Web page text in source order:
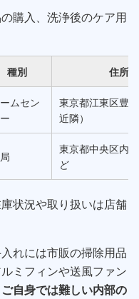
購入、洗浄後のケア用
種別 住所
ムセン
東京都江東区豊
近隣）
東京都中央区内
ど
状況や取り扱いは店舗
れには市販の掃除用品
ミフィンや送風ファン
ご自身では難しい内部の